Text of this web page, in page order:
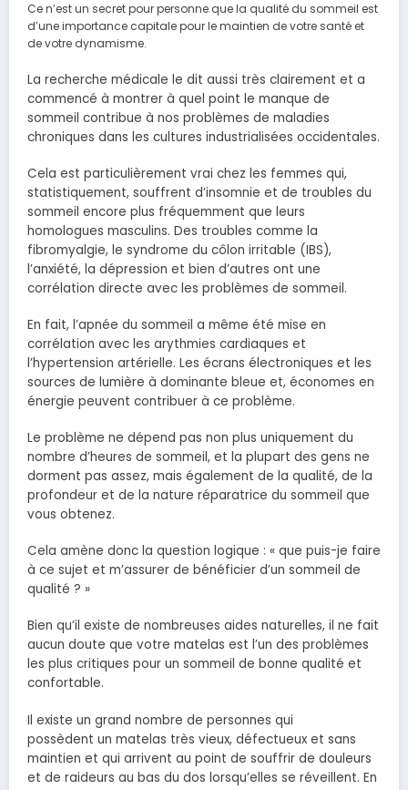
Ce n’est un secret pour personne que la qualité du sommeil est
d’une importance capitale pour le maintien de votre santé et
de votre dynamisme.
La recherche médicale le dit aussi très clairement et a
commencé à montrer à quel point le manque de
sommeil contribue à nos problèmes de maladies
chroniques dans les cultures industrialisées occidentales.
Cela est particulièrement vrai chez les femmes qui,
statistiquement, souffrent d’insomnie et de troubles du
sommeil encore plus fréquemment que leurs
homologues masculins. Des troubles comme la
fibromyalgie, le syndrome du côlon irritable (IBS),
l’anxiété, la dépression et bien d’autres ont une
corrélation directe avec les problèmes de sommeil.
En fait, l’apnée du sommeil a même été mise en
corrélation avec les arythmies cardiaques et
l’hypertension artérielle. Les écrans électroniques et les
sources de lumière à dominante bleue et, économes en
énergie peuvent contribuer à ce problème.
Le problème ne dépend pas non plus uniquement du
nombre d’heures de sommeil, et la plupart des gens ne
dorment pas assez, mais également de la qualité, de la
profondeur et de la nature réparatrice du sommeil que
vous obtenez.
Cela amène donc la question logique : « que puis-je faire
à ce sujet et m’assurer de bénéficier d’un sommeil de
qualité ? »
Bien qu’il existe de nombreuses aides naturelles, il ne fait
aucun doute que votre matelas est l’un des problèmes
les plus critiques pour un sommeil de bonne qualité et
confortable.
Il existe un grand nombre de personnes qui
possèdent un matelas très vieux, défectueux et sans
maintien et qui arrivent au point de souffrir de douleurs
et de raideurs au bas du dos lorsqu’elles se réveillent. En